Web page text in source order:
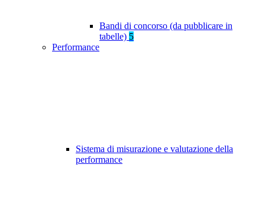
Bandi di concorso (da pubblicare in
tabelle) 5
Performance
Sistema di misurazione e valutazione della
performance